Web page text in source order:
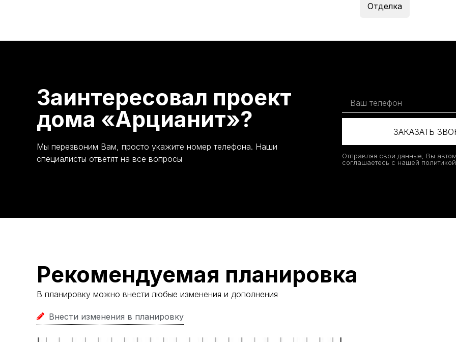
Отделка
Заинтересовал проект
дома «Арцианит»?
Мы перезвоним Вам, просто укажите номер телефона. Наши
специалисты ответят на все вопросы
ЗАКАЗАТЬ
Отправляя свои данные, Вы
соглашаетесь с нашей
Рекомендуемая планировка
В планировку можно внести любые изменения и дополнения
Внести изменения в планировку